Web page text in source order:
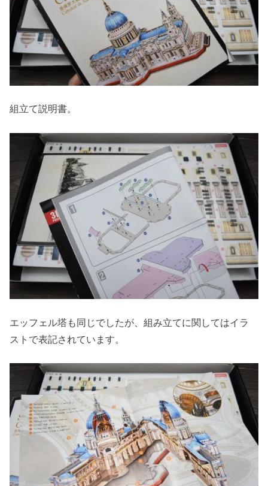
組立て説明書。
エッフェル塔も同じでしたが、組み立てに関してはイラ
ストで表記されています。